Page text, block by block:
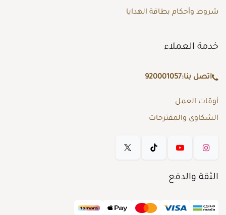
شروط وأحكام بطاقة الهدايا
خدمة العملاء
اتصل بنا:920001057
أوقات العمل
الشكاوى والمقترحات
الثقة والدفع